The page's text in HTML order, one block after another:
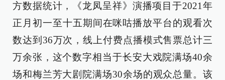
方数据统计，《龙凤呈祥》演播项目于2021年
正月初一至十五期间在咪咕播放平台的观看次
数达到36万次，线上付费点播模式售票总计三
万余张，这个数字相当于长安大戏院满场40余
场和梅兰芳大剧院满场30余场的观众总量。该